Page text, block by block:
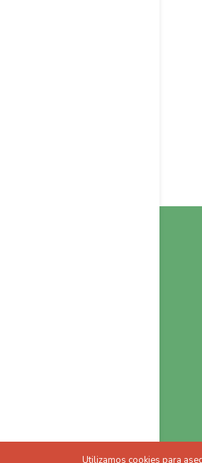
Utilizamos cookies para